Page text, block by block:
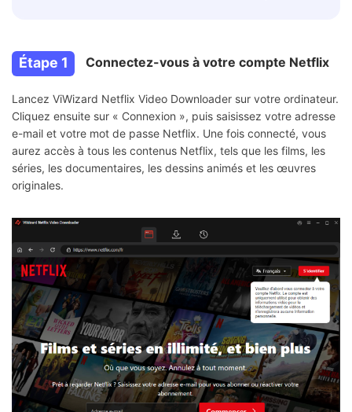
Étape 1 Connectez-vous à votre compte Netflix
Lancez ViWizard Netflix Video Downloader sur votre ordinateur.
Cliquez ensuite sur « Connexion », puis saisissez votre adresse
e-mail et votre mot de passe Netflix. Une fois connecté, vous
aurez accès à tous les contenus Netflix, tels que les films, les
séries, les documentaires, les dessins animés et les œuvres
originales.